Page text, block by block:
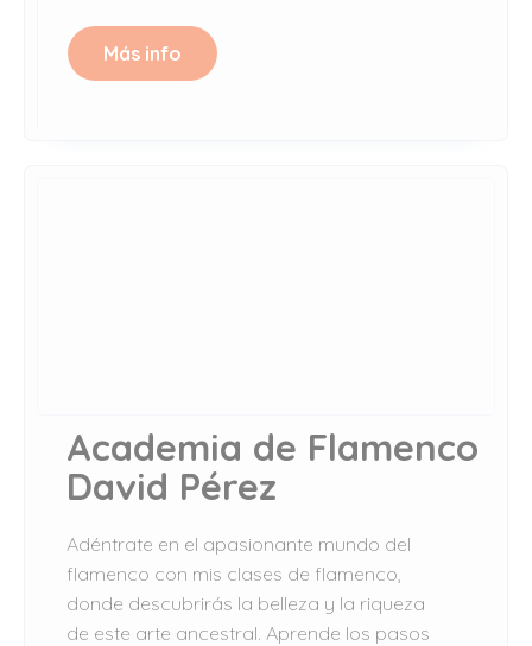
Más info
Academia de Flamenco
David Pérez
Adéntrate en el apasionante mundo del
flamenco con mis clases de flamenco,
donde descubrirás la belleza y la riqueza
de este arte ancestral. Aprende los pasos